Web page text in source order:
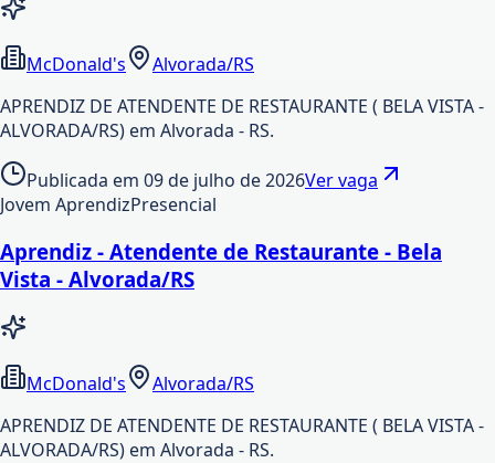
McDonald's
Alvorada/RS
APRENDIZ DE ATENDENTE DE RESTAURANTE ( BELA VISTA -
ALVORADA/RS) em Alvorada - RS.
Publicada em 09 de julho de 2026Ver vaga
Jovem AprendizPresencial
Aprendiz - Atendente de Restaurante - Bela
Vista - Alvorada/RS
McDonald's
Alvorada/RS
APRENDIZ DE ATENDENTE DE RESTAURANTE ( BELA VISTA -
ALVORADA/RS) em Alvorada - RS.